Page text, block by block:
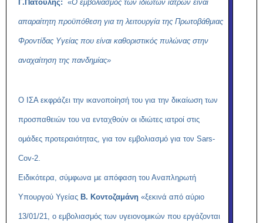
Γ.Πατούλης: «Ο εμβολιασμός των ιδιωτών ιατρών είναι
απαραίτητη προϋπόθεση για τη λειτουργία της Πρωτοβάθμιας
Φροντίδας Υγείας που είναι καθοριστικός πυλώνας στην
αναχαίτηση της πανδημίας»
O ΙΣΑ εκφράζει την ικανοποίησή του για την δικαίωση των
προσπαθειών του να ενταχθούν οι ιδιώτες ιατροί στις
ομάδες προτεραιότητας, για τον εμβολιασμό για τον Sars-
Cov-2.
Ειδικότερα, σύμφωνα με απόφαση του Αναπληρωτή
Υπουργού Υγείας Β. Κοντοζαμάνη «ξεκινά από αύριο
13/01/21, ο εμβολιασμός των υγειονομικών που εργάζονται